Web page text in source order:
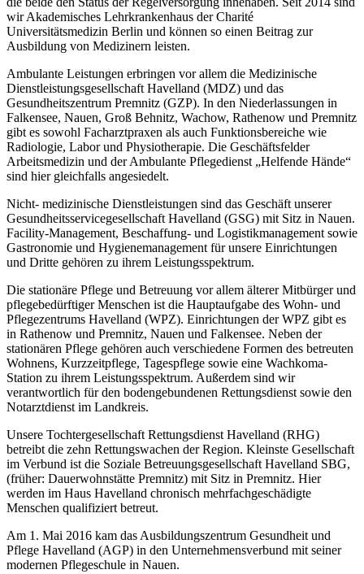
wir Akademisches Lehrkrankenhaus der Charité
Universitätsmedizin Berlin und können so einen Beitrag zur
Ausbildung von Medizinern leisten.
Ambulante Leistungen erbringen vor allem die Medizinische
Dienstleistungsgesellschaft Havelland (MDZ) und das
Gesundheitszentrum Premnitz (GZP). In den Niederlassungen in
Falkensee, Nauen, Groß Behnitz, Wachow, Rathenow und Premnitz
gibt es sowohl Facharztpraxen als auch Funktionsbereiche wie
Radiologie, Labor und Physiotherapie. Die Geschäftsfelder
Arbeitsmedizin und der Ambulante Pflegedienst „Helfende Hände“
sind hier gleichfalls angesiedelt.
Nicht- medizinische Dienstleistungen sind das Geschäft unserer
Gesundheitsservicegesellschaft Havelland (GSG) mit Sitz in Nauen.
Facility-Management, Beschaffung- und Logistikmanagement sowie
Gastronomie und Hygienemanagement für unsere Einrichtungen
und Dritte gehören zu ihrem Leistungsspektrum.
Die stationäre Pflege und Betreuung vor allem älterer Mitbürger und
pflegebedürftiger Menschen ist die Hauptaufgabe des Wohn- und
Pflegezentrums Havelland (WPZ). Einrichtungen der WPZ gibt es
in Rathenow und Premnitz, Nauen und Falkensee. Neben der
stationären Pflege gehören auch verschiedene Formen des betreuten
Wohnens, Kurzzeitpflege, Tagespflege sowie eine Wachkoma-
Station zu ihrem Leistungsspektrum. Außerdem sind wir
verantwortlich für den bodengebundenen Rettungsdienst sowie den
Notarztdienst im Landkreis.
Unsere Tochtergesellschaft Rettungsdienst Havelland (RHG)
betreibt die zehn Rettungswachen der Region. Kleinste Gesellschaft
im Verbund ist die Soziale Betreuungsgesellschaft Havelland SBG,
(früher: Dauerwohnstätte Premnitz) mit Sitz in Premnitz. Hier
werden im Haus Havelland chronisch mehrfachgeschädigte
Menschen qualifiziert betreut.
Am 1. Mai 2016 kam das Ausbildungszentrum Gesundheit und
Pflege Havelland (AGP) in den Unternehmensverbund mit seiner
modernen Pflegeschule in Nauen.